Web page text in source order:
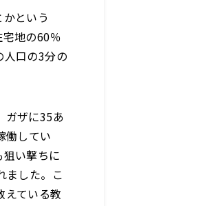
という
地の60％
人口の3分の
ガザに35あ
働してい
い撃ちに
ました。こ
えている教